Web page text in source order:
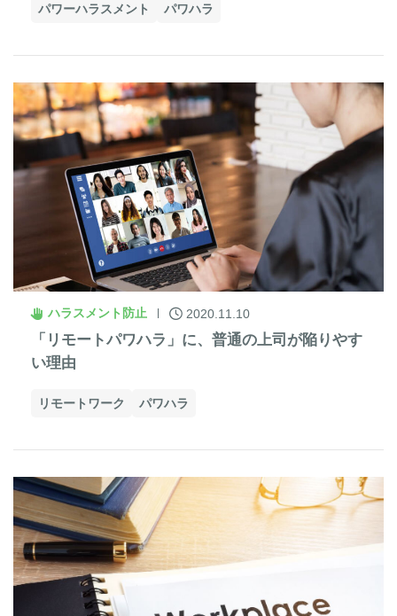
パワーハラスメント パワハラ
ハラスメント防止 2020.11.10
「リモートパワハラ」に、普通の上司が陥りやす
い理由
リモートワーク パワハラ